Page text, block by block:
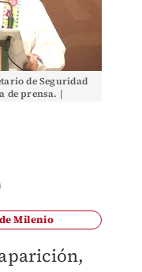
de Seguridad
de prensa. |
Milenio